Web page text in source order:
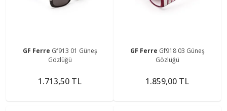
GF Ferre Gf913 01 Güneş
Gözlüğü
1.713,50 TL
GF Ferre Gf918 03 Güneş
Gözlüğü
1.859,00 TL